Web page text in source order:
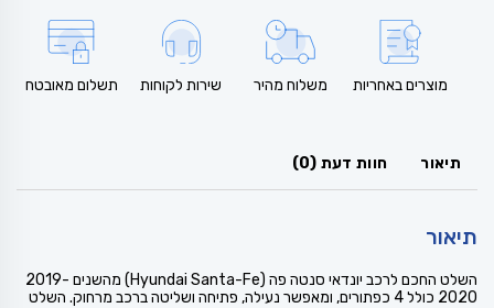
מוצרים באחריות משלוח מהיר שירות לקוחות תשלום מאובטח
תיאור חוות דעת (0)
תיאור
השלט החכם לרכב יונדאי סנטה פה (Hyundai Santa-Fe) מהשנים 2019-
2020 כולל 4 כפתורים, ומאפשר נעילה, פתיחה ושליטה ברכב מרחוק. השלט